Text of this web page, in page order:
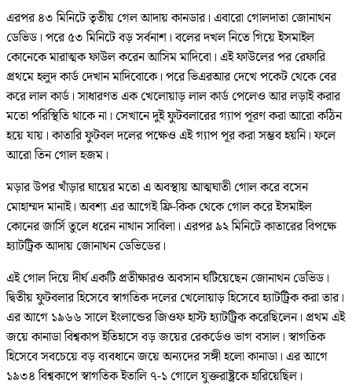
এরপর ৪৩ মিনিটে তৃতীয় গেল আদায় কানডার। এবারো গোলদাতা জোনাথন
ডেভিড। পরে ৫৩ মিনিটে বড় সর্বনাশ। বলের দখল নিতে গিয়ে ইসমাইল
কোনেকে মারাত্মক ফাউল করেন আসিম মাদিবো। এই ফাউলের পর রেফারি
প্রথমে হলুদ কার্ড দেখান মাদিবোকে। পরে ভিএরআর দেখে পকেট থেকে বের
করে লাল কার্ড। সাধারণত এক খেলোয়াড় লাল কার্ড পেলেও আর লড়াই করার
মতো পরিস্থিতি থাকে না। সেখানে দুই ফুটবলারের গ্যাপ পূরণ করা আরো কঠিন
হয়ে যায়। কাতারি ফুটবল দলের পক্ষেও এই গ্যাপ পূর করা সম্ভব হয়নি। ফলে
আরো তিন গোল হজম।
মড়ার উপর খাঁড়ার ঘায়ের মতো এ অবস্থায় আত্মঘাতী গোল করে বসেন
মোহাম্মদ মানাই। অবশ্য এর আগেই ফ্রি-কিক থেকে গোল করে ইসমাইল
কোনের জার্সি তুলে ধরেন নাথান সাবিলা। এরপর ৯২ মিনিটে কাতারের বিপক্ষে
হ্যাটট্রিক আদায় জোনাথন ডেভিডের।
এই গোল দিয়ে দীর্ঘ একটি প্রতীক্ষারও অবসান ঘটিয়েছেন জোনাথন ডেভিড।
দ্বিতীয় ফুটবলার হিসেবে স্বাগতিক দলের খেলোয়াড় হিসেবে হ্যাটট্রিক করা তার।
এর আগে ১৯৬৬ সালে ইংলান্ডের জিওফ হাস্ট হ্যাটট্রিক করেছিলেন। প্রথম এই
জয়ে কানাডা বিশ্বকাপ ইতিহাসে বড় জয়ের রেকর্ডেও ভাগ বসাল। স্বাগতিক
হিসেবে সবচেয়ে বড় ব্যবধানে জয়ে অন্যদের সঙ্গী হলো কানাডা। এর আগে
১৯৩৪ বিশ্বকাপে স্বাগতিক ইতালি ৭-১ গোলে যুক্তরাষ্ট্রকে হারিয়েছিল।